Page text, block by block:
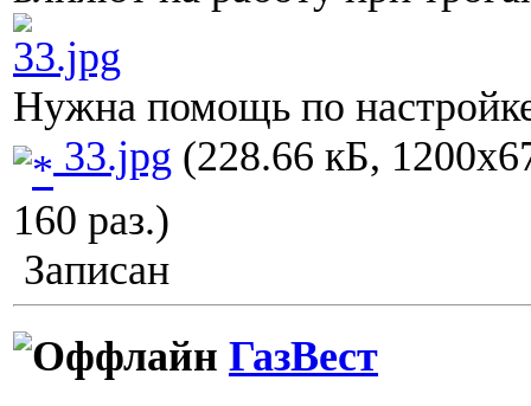
Нужна помощь по
33.jpg (228.66 кБ,
160 раз.)
Записан
ГазВест